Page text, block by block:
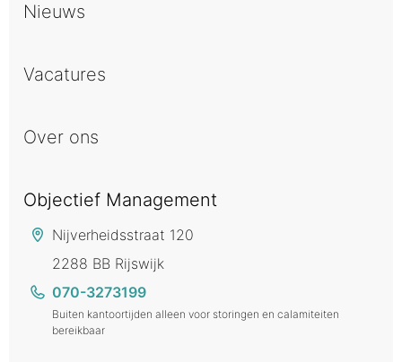
Nieuws
Vacatures
Over ons
Objectief Management
Nijverheidsstraat 120
2288 BB Rijswijk
070-3273199
Buiten kantoortijden alleen voor storingen en calamiteiten
bereikbaar